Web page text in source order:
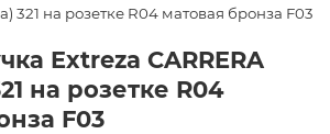
321 на розетке R04 матовая бронза F03
Extreza CARRERA
на розетке R04
F03